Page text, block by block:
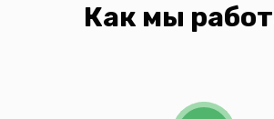
Как мы